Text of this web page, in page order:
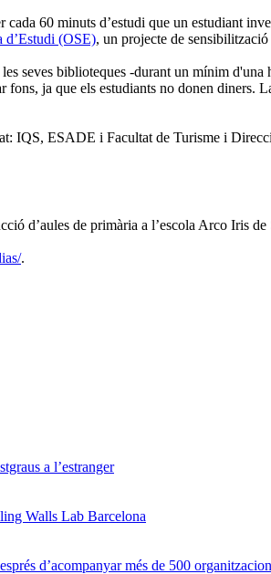
cada 60 minuts d’estudi que un estudiant
d’Estudi (OSE), un projecte de
seves biblioteques -durant un mínim
ja que els estudiants no donen
IQS, ESADE i Facultat de Turisme i
d’aules de primària a l’escola Arco Iris
.
a l’estranger
Walls Lab Barcelona
d’acompanyar més de 500